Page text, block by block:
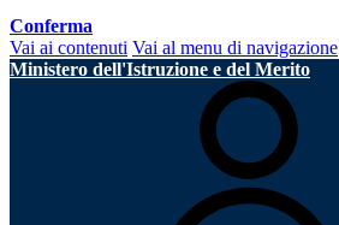
Conferma
Vai ai contenuti Vai al menu di navigazione
Ministero dell'Istruzione e del Merito